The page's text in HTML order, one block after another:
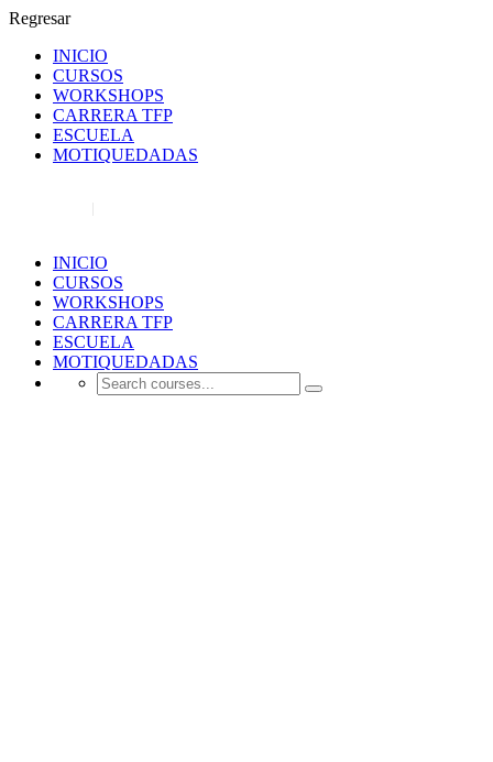
Regresar
INICIO
CURSOS
WORKSHOPS
CARRERA TFP
ESCUELA
MOTIQUEDADAS
INICIO
CURSOS
WORKSHOPS
CARRERA TFP
ESCUELA
MOTIQUEDADAS